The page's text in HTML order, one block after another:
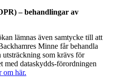
– behandlingar av
lämnas även samtycke till att
Minne får behandla
utsträckning som krävs för
med dataskydds-förordningen
om här.